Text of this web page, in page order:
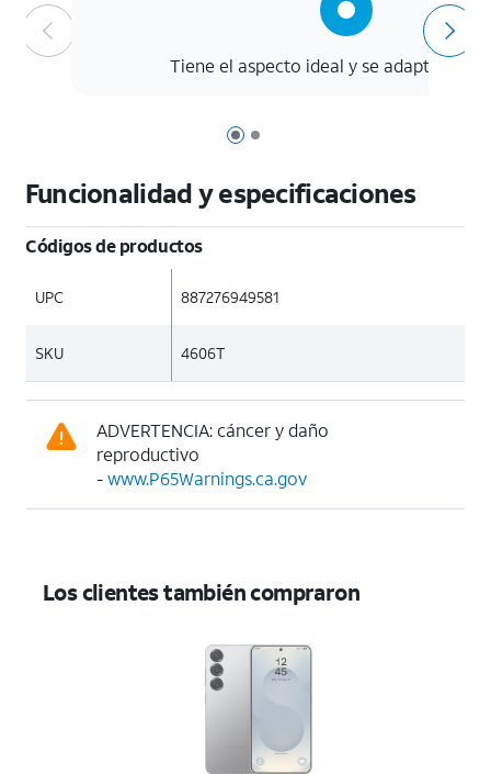
Página 1 de 2
Página 2 de 2
Tiene el aspecto ideal y se adapta a tu
Funcionalidad y especificaciones
Códigos de productos
UPC 887276949581
SKU 4606T
ADVERTENCIA: cáncer y daño
reproductivo
-www.P65Warnings.ca.gov
Los clientes también compraron